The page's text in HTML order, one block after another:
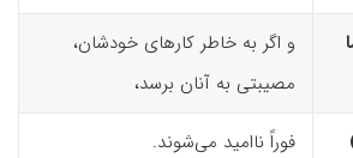
و اگر به خاطر کارهای خودشان،
مصیبتی به آنان برسد،
فوراً ناامید می‌شوند.